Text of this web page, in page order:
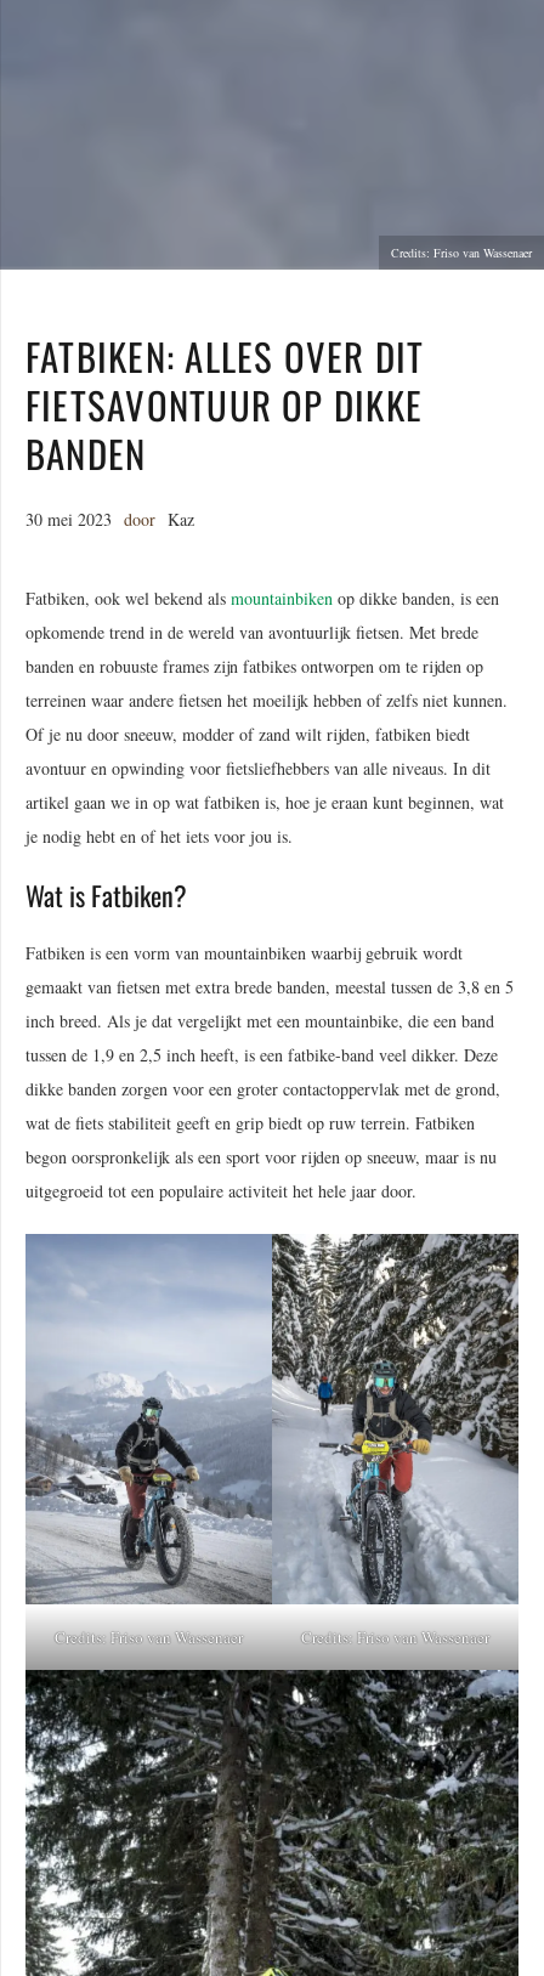
Credits: Friso van Wassenaer
FATBIKEN: ALLES OVER DIT
FIETSAVONTUUR OP DIKKE
BANDEN
30 mei 2023 door Kaz
Fatbiken, ook wel bekend als mountainbiken op dikke banden, is een
opkomende trend in de wereld van avontuurlijk fietsen. Met brede
banden en robuuste frames zijn fatbikes ontworpen om te rijden op
terreinen waar andere fietsen het moeilijk hebben of zelfs niet kunnen.
Of je nu door sneeuw, modder of zand wilt rijden, fatbiken biedt
avontuur en opwinding voor fietsliefhebbers van alle niveaus. In dit
artikel gaan we in op wat fatbiken is, hoe je eraan kunt beginnen, wat
je nodig hebt en of het iets voor jou is.
Wat is Fatbiken?
Fatbiken is een vorm van mountainbiken waarbij gebruik wordt
gemaakt van fietsen met extra brede banden, meestal tussen de 3,8 en 5
inch breed. Als je dat vergelijkt met een mountainbike, die een band
tussen de 1,9 en 2,5 inch heeft, is een fatbike-band veel dikker. Deze
dikke banden zorgen voor een groter contactoppervlak met de grond,
wat de fiets stabiliteit geeft en grip biedt op ruw terrein. Fatbiken
begon oorspronkelijk als een sport voor rijden op sneeuw, maar is nu
uitgegroeid tot een populaire activiteit het hele jaar door.
Credits: Friso van Wassenaer Credits: Friso van Wassenaer